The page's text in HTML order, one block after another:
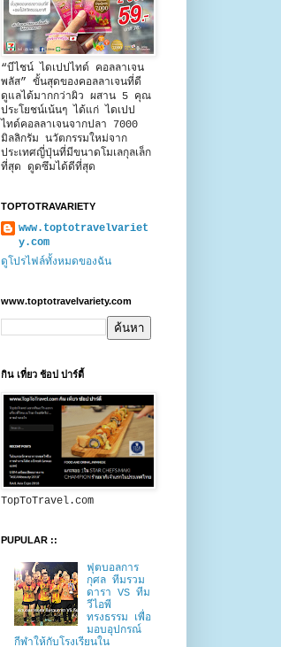
“บีไชน์ ไดเปปไทด์ คอลลาเจน
พลัส” ขั้นสุดของคอลลาเจนที่ดี
ดูแลได้มากกว่าผิว ผสาน 5 คุณ
ประโยชน์เน้นๆ ได้แก่ ไดเปป
ไทด์คอลลาเจนจากปลา 7000
มิลลิกรัม นวัตกรรมใหม่จาก
ประเทศญี่ปุ่นที่มีขนาดโมเลกุลเล็ก
ที่สุด ดูดซึมได้ดีที่สุด
TOPTOTRAVARIETY
www.toptotravelvariet
y.com
ดูโปรไฟล์ทั้งหมดของฉัน
www.toptotravelvariety.com
กิน เที่ยว ช้อป ปาร์ตี้
TopToTravel.com
PUPULAR ::
ฟุตบอลการ
กุศล ทีมรวม
ดารา VS ทีม
วีไอพี
ทรงธรรม เพื่อ
มอบอุปกรณ์
กีฬาให้กับโรงเรียนใน